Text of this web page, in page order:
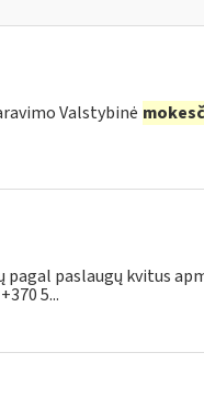
Valstybinė
paslaugų kvitus
5...